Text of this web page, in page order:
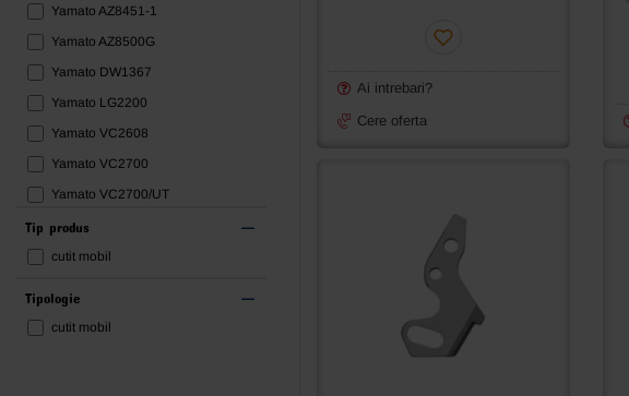
Yamato AZ8451-1
Yamato AZ8500G
Yamato DW1367
Yamato LG2200
Yamato VC2608
Yamato VC2700
Yamato VC2700/UT
Yamato VC2713/UT
Yamato VG3721
Tip produs
cutit mobil
Tipologie
cutit mobil
Ai intrebari?
Cere oferta